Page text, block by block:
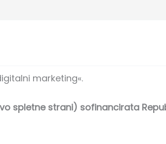
marketing«.
spletne strani) sofinancirata